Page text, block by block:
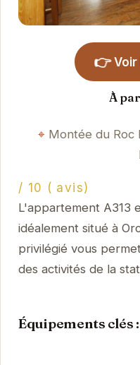
👉
À
Montée du Roc
/ 10 ( avis)
L'appartement A313
idéalement situé à
privilégié vous
des activités de la
Équipements clés :